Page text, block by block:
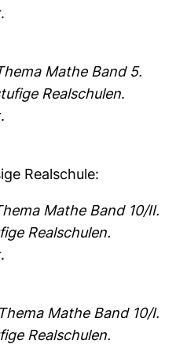
Mathe Band 5.
Realschulen.
Realschule:
Mathe Band 10/II.
Realschulen.
Thema Mathe Band 10/I.
Realschulen.